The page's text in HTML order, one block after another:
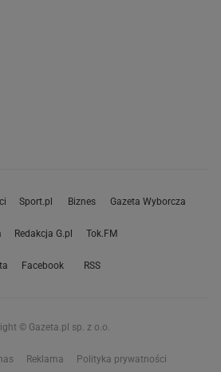
Sport.pl Biznes Gazeta Wyborcza
Redakcja G.pl Tok.FM
Facebook RSS
© Gazeta.pl sp. z o.o.
Reklama Polityka prywatności